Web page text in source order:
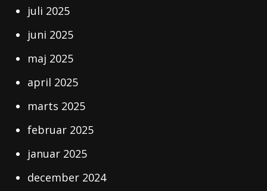
juli 2025
juni 2025
maj 2025
april 2025
marts 2025
februar 2025
januar 2025
december 2024